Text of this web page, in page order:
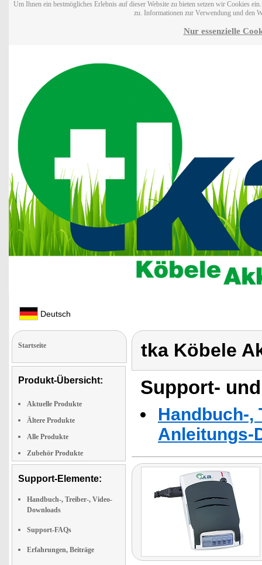
Um Ihnen ein bestmögliches Erlebnis auf dieser Website zu bieten setzen wir Cookies
zu. Informationen zur Verwendung und den
Nur essenzielle
Deutsch
Startseite
Produkt-Übersicht:
Aktuelle Produkte
Ältere Produkte
Alle Produkte
Zubehör Produkte
Support-Elemente:
Handbuch-, Treiber-, Video-
Downloads
Support-FAQs
Erfahrungen, Beiträge
tka Köbele
Support-
Handbuch-,
Anleitungs-